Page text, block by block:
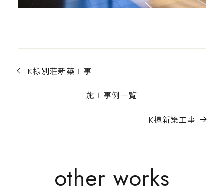
K様別荘新築工事
施工事例一覧
K様新築工事